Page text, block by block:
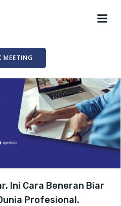
MEETING
Ini Cara Beneran Biar
Profesional.